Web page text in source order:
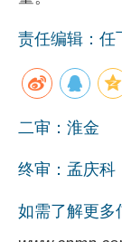
责任编辑：任
二审：淮金
终审：孟庆科
如需了解更多